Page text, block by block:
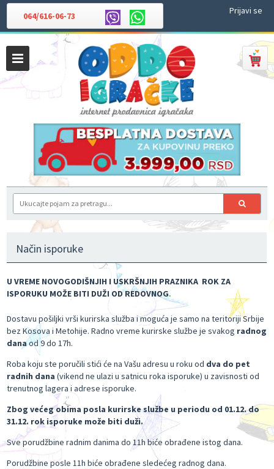
064/616-06-73 Prijavi se
Način isporuke
U VREME NOVOGODIŠNJIH I USKRŠNJIH PRAZNIKA ROK ZA
ISPORUKU MOŽE BITI DUŽI OD REDOVNOG.
Dostavu pošiljki vrši kurirska služba i moguća je samo na teritoriji Srbije
bez Kosova i Metohije. Radno vreme kurirske službe je svakog radnog
danaod 9 do 17h.
Roba koju ste poručili stići će na Vašu adresu u roku od dva do pet
radnih dana (vikend ne ulazi u satnicu roka isporuke) u zavisnosti od
trenutnog lagera i adrese isporuke.
Zbog većeg obima posla kurirske službe u periodu od 01.12. do
31.12. rok isporuke može biti duži.
Sve porudžbine radnim danima do 11h biće obrađene istog dana.
Porudžbine posle 11h biće obrađene sledećeg radnog dana.